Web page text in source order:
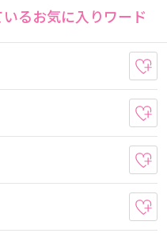
るお気に入りワード